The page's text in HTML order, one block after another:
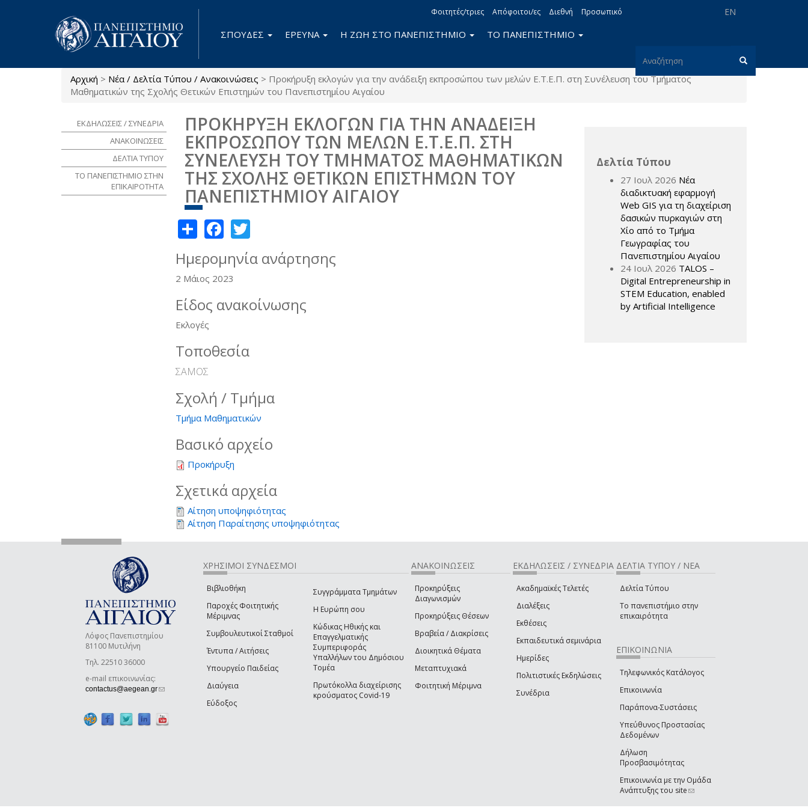
EN
Φοιτητές/τριες Απόφοιτοι/ες Διεθνή Προσωπικό
Φόρμα
αναζήτησης
Αναζήτηση
ΣΠΟΥΔΕΣ ΕΡΕΥΝΑ Η ΖΩΗ ΣΤΟ ΠΑΝΕΠΙΣΤΗΜΙΟ ΤΟ ΠΑΝΕΠΙΣΤΗΜΙΟ
Είστε εδώ
Αρχική > Νέα / Δελτία Τύπου / Ανακοινώσεις > Προκήρυξη εκλογών για την ανάδειξη εκπροσώπου των μελών Ε.Τ.Ε.Π. στη Συνέλευση του Τμήματος
Μαθηματικών της Σχολής Θετικών Επιστημών του Πανεπιστημίου Αιγαίου
ΠΡΟΚΗΡΥΞΗ ΕΚΛΟΓΩΝ ΓΙΑ ΤΗΝ ΑΝΑΔΕΙΞΗ
ΕΚΠΡΟΣΩΠΟΥ ΤΩΝ ΜΕΛΩΝ Ε.Τ.Ε.Π. ΣΤΗ
ΣΥΝΕΛΕΥΣΗ ΤΟΥ ΤΜΗΜΑΤΟΣ ΜΑΘΗΜΑΤΙΚΩΝ
ΤΗΣ ΣΧΟΛΗΣ ΘΕΤΙΚΩΝ ΕΠΙΣΤΗΜΩΝ ΤΟΥ
ΠΑΝΕΠΙΣΤΗΜΙΟΥ ΑΙΓΑΙΟΥ
ShareFacebook
Ημερομηνία ανάρτησης
2 Μάιος 2023
Είδος ανακοίνωσης
Εκλογές
Τοποθεσία
ΣΑΜΟΣ
Σχολή / Τμήμα
Τμήμα Μαθηματικών
Βασικό αρχείο
Προκήρυξη
Σχετικά αρχεία
Αίτηση υποψηφιότητας
Αίτηση Παραίτησης υποψηφιότητας
ΕΚΔΗΛΩΣΕΙΣ / ΣΥΝΕΔΡΙΑ
ΑΝΑΚΟΙΝΩΣΕΙΣ
ΔΕΛΤΙΑ ΤΥΠΟΥ
ΤΟ ΠΑΝΕΠΙΣΤΗΜΙΟ ΣΤΗΝ
ΕΠΙΚΑΙΡΟΤΗΤΑ
Δελτία Τύπου
27 Ιουλ 2026 Νέα
διαδικτυακή εφαρμογή
Web GIS για τη διαχείριση
δασικών πυρκαγιών στη
Χίο από το Τμήμα
Γεωγραφίας του
Πανεπιστημίου Αιγαίου
24 Ιουλ 2026 TALOS –
Digital Entrepreneurship in
STEM Education, enabled
by Artificial Intelligence
Λόφος Πανεπιστημίου
81100 Μυτιλήνη
Τηλ. 22510 36000
e-mail επικοινωνίας:
contactus@aegean.gr(link sends e-mail)
ΧΡΗΣΙΜΟΙ ΣΥΝΔΕΣΜΟΙ
Βιβλιοθήκη
Παροχές Φοιτητικής
Μέριμνας
Συμβουλευτικοί Σταθμοί
Έντυπα / Αιτήσεις
Υπουργείο Παιδείας
Διαύγεια
Εύδοξος
Συγγράμματα Τμημάτων
Η Ευρώπη σου
Κώδικας Ηθικής και
Επαγγελματικής
Συμπεριφοράς
Υπαλλήλων του Δημόσιου
Τομέα
Πρωτόκολλα διαχείρισης
κρούσματος Covid-19
ΑΝΑΚΟΙΝΩΣΕΙΣ
Προκηρύξεις
Διαγωνισμών
Προκηρύξεις Θέσεων
Βραβεία / Διακρίσεις
Διοικητικά Θέματα
Μεταπτυχιακά
Φοιτητική Μέριμνα
ΕΚΔΗΛΩΣΕΙΣ / ΣΥΝΕΔΡΙΑ
Ακαδημαϊκές Τελετές
Διαλέξεις
Εκθέσεις
Εκπαιδευτικά σεμινάρια
Ημερίδες
Πολιτιστικές Εκδηλώσεις
Συνέδρια
ΔΕΛΤΙΑ ΤΥΠΟΥ / ΝΕΑ
Δελτία Τύπου
Το πανεπιστήμιο στην
επικαιρότητα
ΕΠΙΚΟΙΝΩΝΙΑ
Τηλεφωνικός Κατάλογος
Επικοινωνία
Παράπονα-Συστάσεις
Υπεύθυνος Προστασίας
Δεδομένων
Δήλωση
Προσβασιμότητας
Επικοινωνία με την Ομάδα
Ανάπτυξης του site(link sends e-mail)